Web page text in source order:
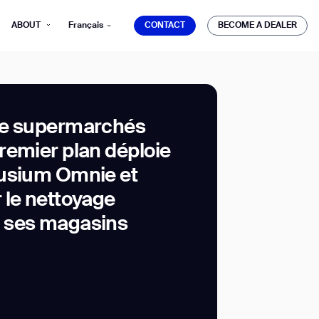
ABOUT Français CONTACT
BECOME A DEALER
supermarchés
plan déploie
Omnie et
le nettoyage
magasins
Gausium.